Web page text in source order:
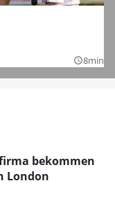
query_builder8min
bekommen
London